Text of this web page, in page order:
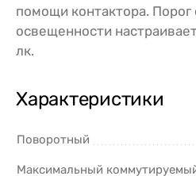
помощи контактора. Порог
освещенности
лк.
Характеристики
Поворотный
Максимальный